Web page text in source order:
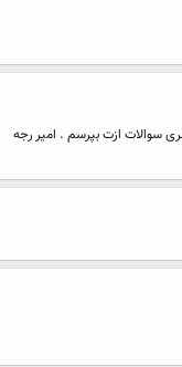
یه سری سوالات ازت بپرسم . امیر رجه